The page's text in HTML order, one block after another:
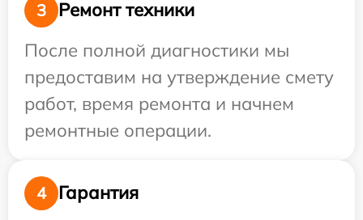
3
Ремонт техники
После полной диагностики мы
предоставим на утверждение смету
работ, время ремонта и начнем
ремонтные операции.
4
Гарантия